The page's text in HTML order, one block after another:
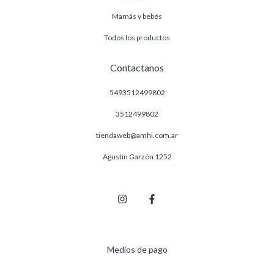
Mamás y bebés
Todos los productos
Contactanos
5493512499802
3512499802
tiendaweb@amhi.com.ar
Agustín Garzón 1252
Medios de pago